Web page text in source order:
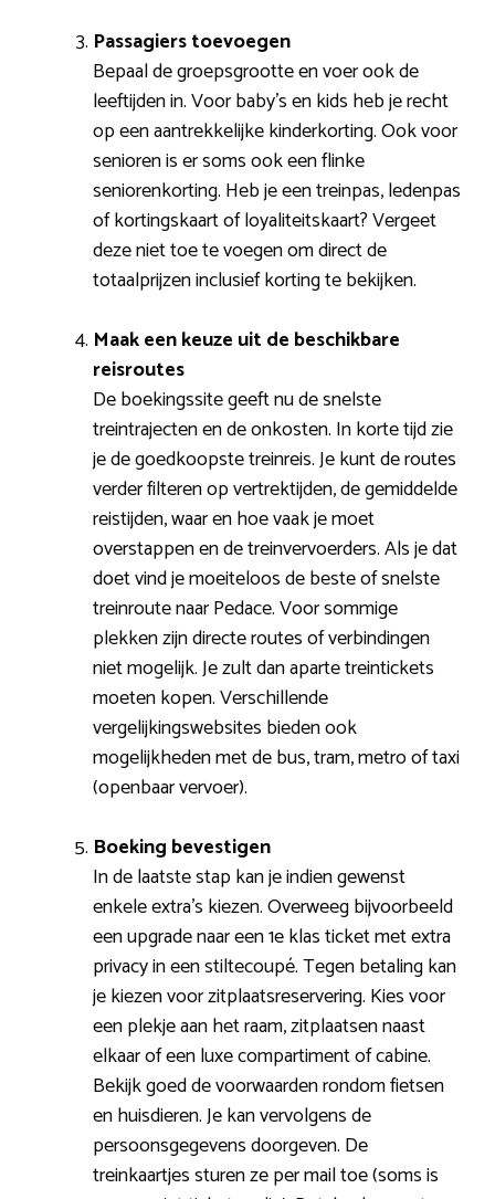
Passagiers toevoegen
Bepaal de groepsgrootte en voer ook de
leeftijden in. Voor baby’s en kids heb je recht
op een aantrekkelijke kinderkorting. Ook voor
senioren is er soms ook een flinke
seniorenkorting. Heb je een treinpas, ledenpas
of kortingskaart of loyaliteitskaart? Vergeet
deze niet toe te voegen om direct de
totaalprijzen inclusief korting te bekijken.
Maak een keuze uit de beschikbare
reisroutes
De boekingssite geeft nu de snelste
treintrajecten en de onkosten. In korte tijd zie
je de goedkoopste treinreis. Je kunt de routes
verder filteren op vertrektijden, de gemiddelde
reistijden, waar en hoe vaak je moet
overstappen en de treinvervoerders. Als je dat
doet vind je moeiteloos de beste of snelste
treinroute naar Pedace. Voor sommige
plekken zijn directe routes of verbindingen
niet mogelijk. Je zult dan aparte treintickets
moeten kopen. Verschillende
vergelijkingswebsites bieden ook
mogelijkheden met de bus, tram, metro of taxi
(openbaar vervoer).
Boeking bevestigen
In de laatste stap kan je indien gewenst
enkele extra’s kiezen. Overweeg bijvoorbeeld
een upgrade naar een 1e klas ticket met extra
privacy in een stiltecoupé. Tegen betaling kan
je kiezen voor zitplaatsreservering. Kies voor
een plekje aan het raam, zitplaatsen naast
elkaar of een luxe compartiment of cabine.
Bekijk goed de voorwaarden rondom fietsen
en huisdieren. Je kan vervolgens de
persoonsgegevens doorgeven. De
treinkaartjes sturen ze per mail toe (soms is